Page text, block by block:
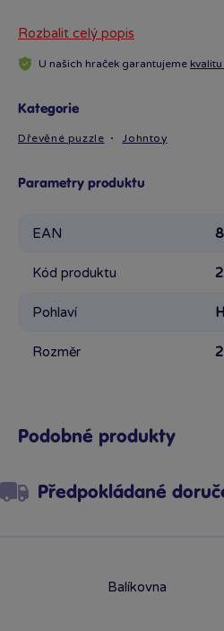
Rozbalit celý popis
U našich hraček garantujeme
Kategorie
Dřevěné puzzle Johntoy
Parametry produktu
EAN
Kód produktu
Pohlaví
Rozměr
Podobné produkty
Předpokládané
Balíkovna